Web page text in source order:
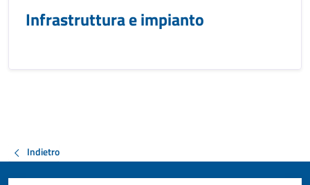
Infrastruttura e impianto
Indietro